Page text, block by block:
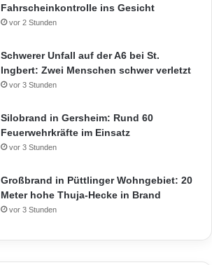
Fahrscheinkontrolle ins Gesicht
vor 2 Stunden
Schwerer Unfall auf der A6 bei St.
Ingbert: Zwei Menschen schwer verletzt
vor 3 Stunden
Silobrand in Gersheim: Rund 60
Feuerwehrkräfte im Einsatz
vor 3 Stunden
Großbrand in Püttlinger Wohngebiet: 20
Meter hohe Thuja-Hecke in Brand
vor 3 Stunden